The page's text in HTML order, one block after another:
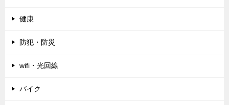
健康
防犯・防災
wifi・光回線
バイク